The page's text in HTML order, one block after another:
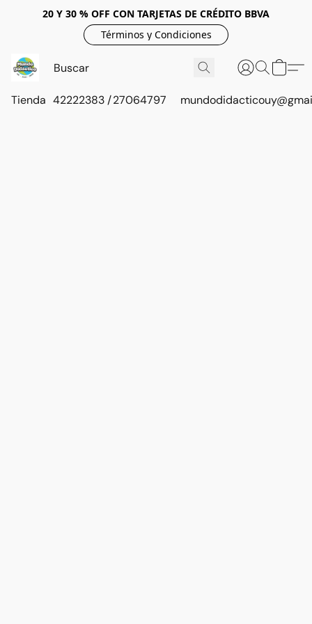
20 Y 30 % OFF CON TARJETAS DE CRÉDITO BBVA
Términos y Condiciones
Tienda 42222383 / 27064797